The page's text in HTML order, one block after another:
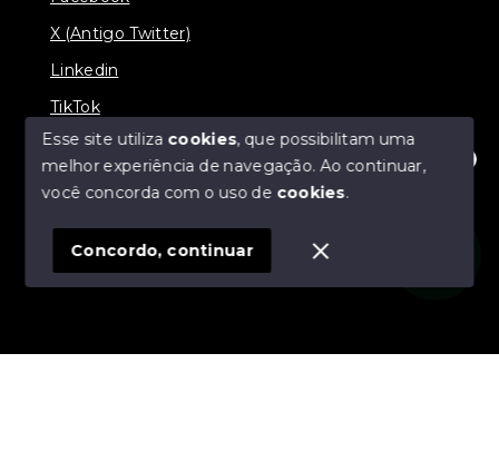
Olá! Estamos disponíveis para te ajudar.
X (Antigo Twitter)
Linkedin
TikTok
© Copyright 2026 - Nova Aliança Assessoria Imobiliária
SITE PARA IMOBILIARIA
Esse site utiliza cookies, que possibilitam uma
melhor experiência de navegação.Ao continuar,
você concorda com o uso de cookies.
Concordo, continuar